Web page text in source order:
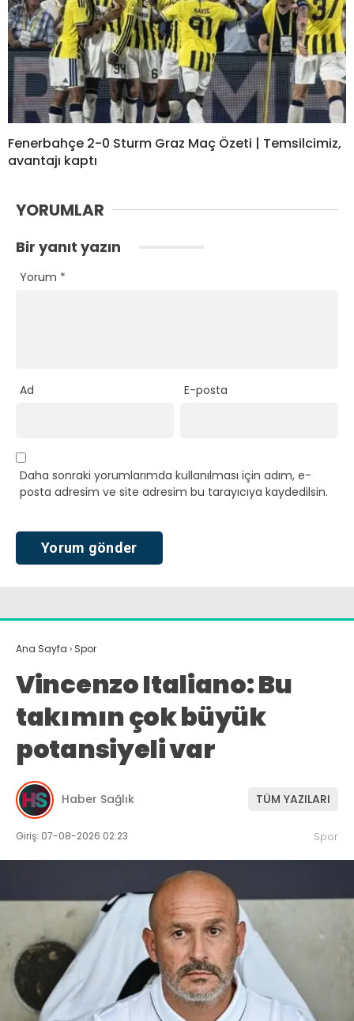
Fenerbahçe 2-0 Sturm Graz Maç Özeti | Temsilcimiz,
avantajı kaptı
YORUMLAR
Bir yanıt yazın
Yorum *
Ad E-posta
Daha sonraki yorumlarımda kullanılması için adım, e-
posta adresim ve site adresim bu tarayıcıya kaydedilsin.
Ana Sayfa › Spor
Vincenzo Italiano: Bu
takımın çok büyük
potansiyeli var
Haber Sağlık TÜM YAZILARI
Giriş: 07-08-2026 02:23 Spor